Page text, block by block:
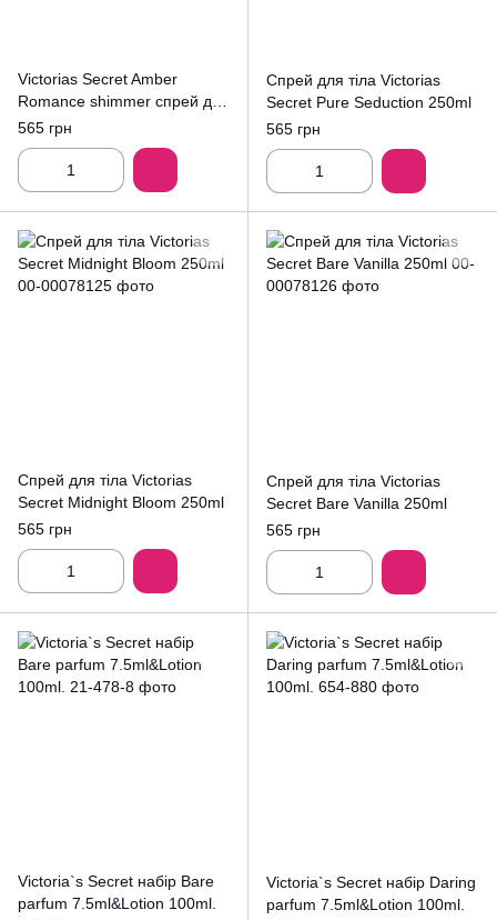
Victorias Secret Amber
Romance shimmer спрей для
тіла 250мл
565 грн
Спрей для тіла Victorias
Secret Pure Seduction 250ml
565 грн
Спрей для тіла Victorias
Secret Midnight Bloom 250ml
565 грн
Спрей для тіла Victorias
Secret Bare Vanilla 250ml
565 грн
Victoria`s Secret набір Bare
parfum 7.5ml&Lotion 100ml.
Victoria`s Secret набір Daring
parfum 7.5ml&Lotion 100ml.